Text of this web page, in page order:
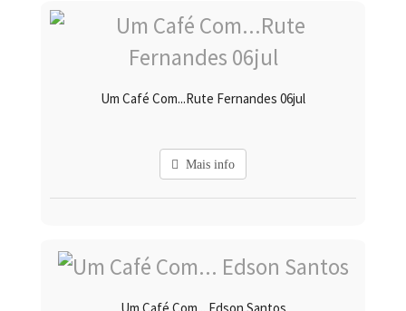
Um Café Com...Rute Fernandes 06jul
Mais info
Um Café Com... Edson Santos